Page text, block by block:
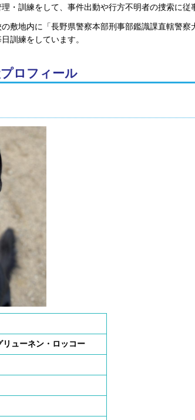
・訓練をして、事件出動や行方不明者の捜索に従
敷地内に「長野県警察本部刑事部鑑識課直轄警
訓練をしています。
ロフィール
リューネン・ロッコー